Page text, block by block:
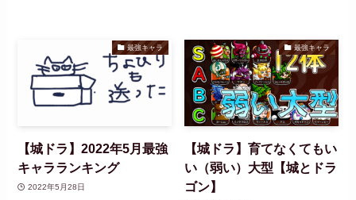
最強キャラ
【城ドラ】2022年5月最強
キャラランキング
2022年5月28日
最強キャラ
【城ドラ】育てなくてもい
い（弱い）大型【城とドラ
ゴン】